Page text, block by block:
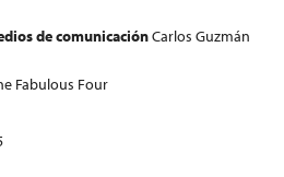
de comunicaciónCarlos Guzmán
Fabulous Four